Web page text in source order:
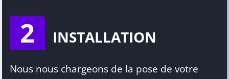
2 INSTALLATION
Nous nous chargeons de la pose de votre